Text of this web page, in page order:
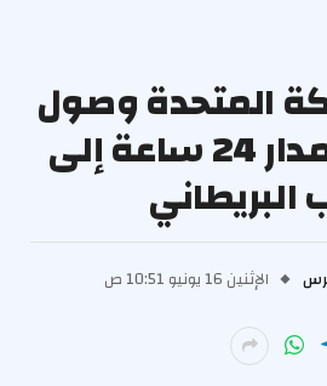
المتحدة وصول
الوزراء على مدار 24 ساعة إلى
الإثنين 16 يونيو 10:51 ص